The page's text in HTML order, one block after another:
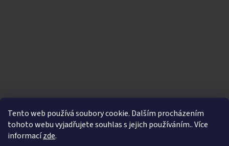
Tento web používá soubory cookie. Dalším procházením
tohoto webu vyjadřujete souhlas s jejich používáním.. Více
informacízde.